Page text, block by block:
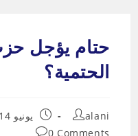
حتام يؤجل
الحتمية؟
Post
author:
alani
Post
published:
يونيو 14, 2013
Post
0 Comments